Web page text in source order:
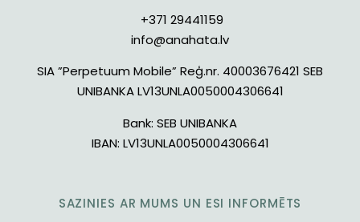
+371 29441159
info@anahata.lv
SIA ”Perpetuum Mobile” Reģ.nr. 40003676421 SEB
UNIBANKA LV13UNLA0050004306641
Bank: SEB UNIBANKA
IBAN: LV13UNLA0050004306641
SAZINIES AR MUMS UN ESI INFORMĒTS